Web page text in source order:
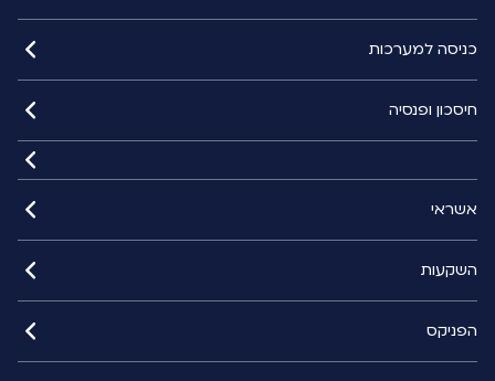
כניסה למערכות
חיסכון ופנסיה
אשראי
השקעות
הפניקס